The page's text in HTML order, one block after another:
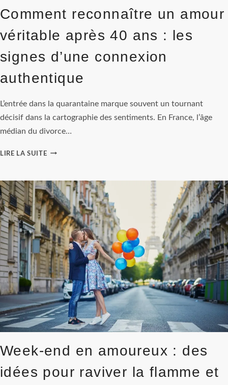
Comment reconnaître un amour
véritable après 40 ans : les
signes d’une connexion
authentique
L’entrée dans la quarantaine marque souvent un tournant
décisif dans la cartographie des sentiments. En France, l’âge
médian du divorce…
LIRE LA SUITECOMMENT
AMOUR
VÉRITABLE
APRÈS
40
ANS
:
LES
SIGNES
D’UNE
CONNEXION
AUTHENTIQUE
Week-end en amoureux : des
idées pour raviver la flamme et